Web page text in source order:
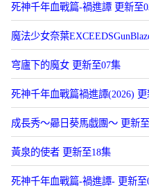
死神千年血戰篇-禍進譚 更新至
魔法少女奈葉
穹廬下的魔女 更新至07集
死神千年血戰篇禍進譚(2026)
成長秀～曏日葵馬戯團～ 更新
黃泉的使者 更新至18集
死神千年血戰篇-禍進譚- 更新至